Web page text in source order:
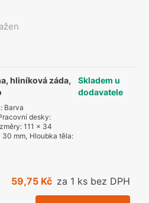
hliníková záda,
: Barva
desky:
: 111 x 34
30 mm, Hloubka těla:
Skladem u
dodavatele
59,75 Kč za 1 ks bez DPH